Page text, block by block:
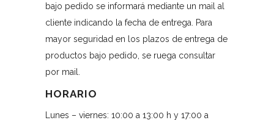
bajo pedido se informará mediante un mail al
cliente indicando la fecha de entrega. Para
mayor seguridad en los plazos de entrega de
productos bajo pedido, se ruega consultar
por mail.
HORARIO
Lunes – viernes: 10:00 a 13:00 h y 17:00 a